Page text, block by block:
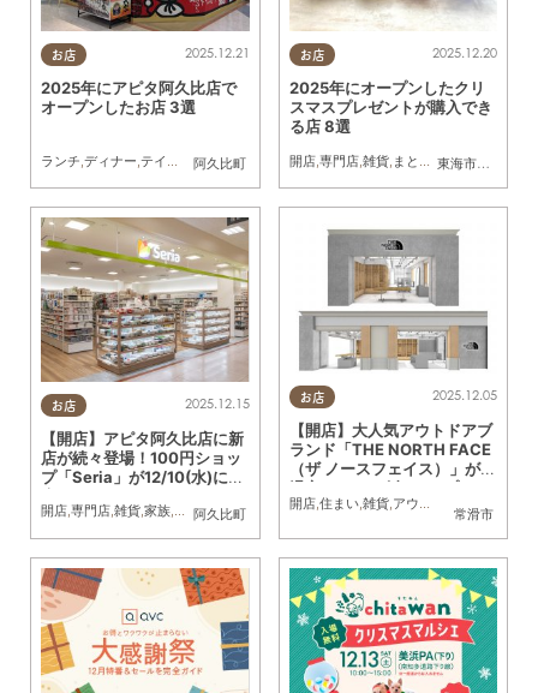
お店
阿久比町
2025.12.21
2025年にアピタ阿久比店で
オープンしたお店 3選
ランチ ディナー テイクアウト ,開店 専門店,雑貨,まちネタ,まとめ記事,コスパ抜群
お店
東海市
,東浦町
2025.12.20
2025年にオープンしたクリ
スマスプレゼントが購入でき
る店 8選
開店, 専門店, 雑貨, まとめ記事
お店
阿久比町
2025.12.15
【開店】アピタ阿久比店に新
店が続々登場！100円ショッ
プ「Seria」が12/10(水)に開
開店,専門店,雑貨,家族,コスパ抜群
お店
常滑市
2025.12.05
【開店】大人気アウトドアブ
ランド「THE NORTH FACE
（ザ ノースフェイス）」が常
滑市に！12/5(金)オープン
開店, 住まい, 雑貨, アウトドア